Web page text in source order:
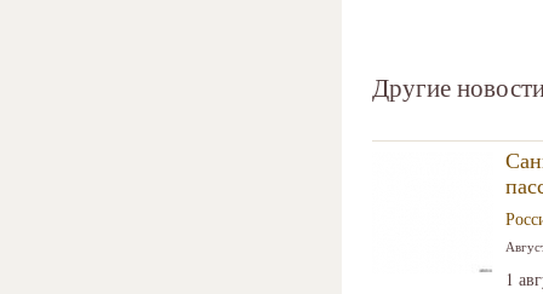
Другие
1